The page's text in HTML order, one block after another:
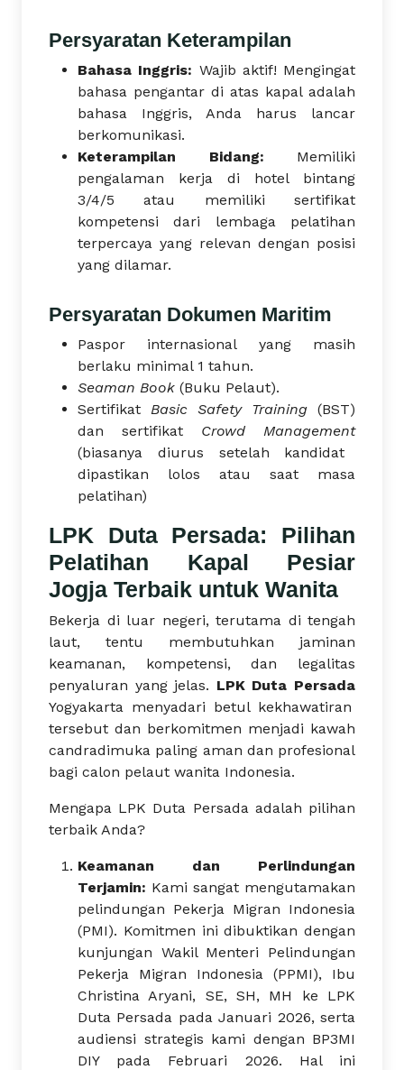
Persyaratan Keterampilan
Bahasa Inggris: Wajib aktif! Mengingat
bahasa pengantar di atas kapal adalah
bahasa Inggris, Anda harus lancar
berkomunikasi.
Keterampilan Bidang: Memiliki
pengalaman kerja di hotel bintang
3/4/5 atau memiliki sertifikat
kompetensi dari lembaga pelatihan
terpercaya yang relevan dengan posisi
yang dilamar.
Persyaratan Dokumen Maritim
Paspor internasional yang masih
berlaku minimal 1 tahun.
Seaman Book (Buku Pelaut).
Sertifikat Basic Safety Training (BST)
dan sertifikat Crowd Management
(biasanya diurus setelah kandidat
dipastikan lolos atau saat masa
pelatihan)
LPK Duta Persada: Pilihan
Pelatihan Kapal Pesiar
Jogja Terbaik untuk Wanita
Bekerja di luar negeri, terutama di tengah
laut, tentu membutuhkan jaminan
keamanan, kompetensi, dan legalitas
penyaluran yang jelas. LPK Duta Persada
Yogyakarta menyadari betul kekhawatiran
tersebut dan berkomitmen menjadi kawah
candradimuka paling aman dan profesional
bagi calon pelaut wanita Indonesia.
Mengapa LPK Duta Persada adalah pilihan
terbaik Anda?
Keamanan dan Perlindungan
Terjamin: Kami sangat mengutamakan
pelindungan Pekerja Migran Indonesia
(PMI). Komitmen ini dibuktikan dengan
kunjungan Wakil Menteri Pelindungan
Pekerja Migran Indonesia (PPMI), Ibu
Christina Aryani, SE, SH, MH ke LPK
Duta Persada pada Januari 2026, serta
audiensi strategis kami dengan BP3MI
DIY pada Februari 2026. Hal ini